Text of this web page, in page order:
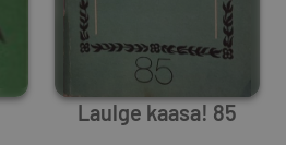
Laulge kaasa! 85